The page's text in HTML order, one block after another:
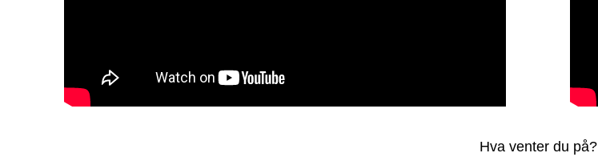
Hva venter du på?